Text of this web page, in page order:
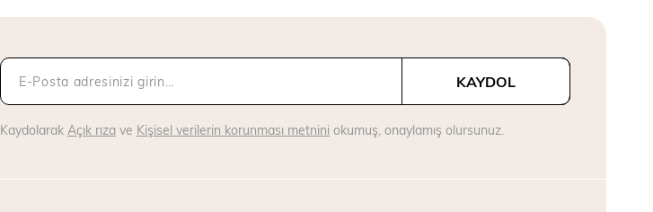
KAYDOL
Kaydolarak Açık rıza ve Kişisel verilerin korunması metnini okumuş, onaylamış olursunuz.